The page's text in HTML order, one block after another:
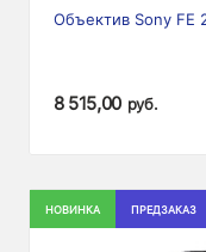
Объектив Sony FE
8 515,00 руб.
НОВИНКА ПРЕДЗАКАЗ